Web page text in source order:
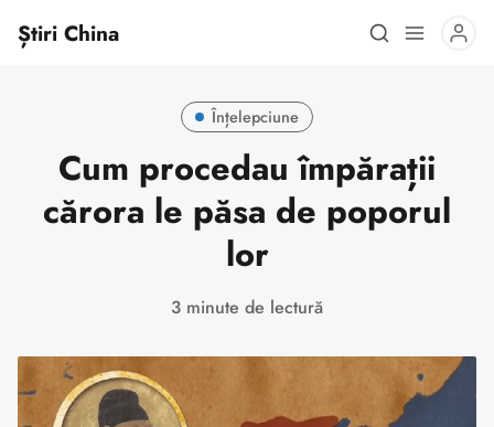
Știri China
Înțelepciune
Cum procedau împărații
cărora le păsa de poporul
lor
3 minute de lectură